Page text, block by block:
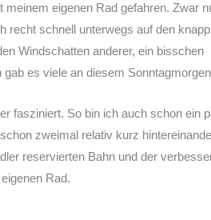
eigenen Rad gefahren. Zwar
recht schnell unterwegs auf den
Windschatten anderer, ein bisschen
es viele an diesem
fasziniert. So bin ich auch schon ein
zweimal relativ kurz
reservierten Bahn und der
Rad.